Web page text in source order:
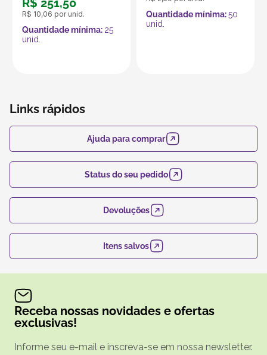
R$ 251,50
R$ 10,06 por unid.
Quantidade mínima: 25
unid.
Quantidade mínima:50
unid.
Links rápidos
Ajuda para comprar
Status do seu pedido
Devoluções
Itens salvos
Receba nossas novidades e ofertas
exclusivas!
Informe seu e-mail e inscreva-se em nossa newsletter.